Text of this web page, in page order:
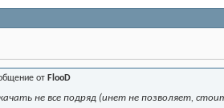
от FlooD
не все подряд (инет не позволяет,